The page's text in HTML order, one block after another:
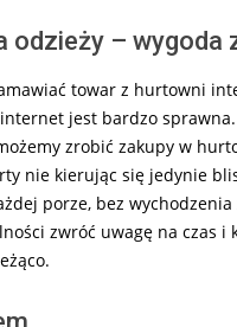
odzieży – wygoda
towar z hurtowni
jest bardzo
zrobić zakupy w
nie kierując się jedynie
porze, bez
zwróć uwagę na czas